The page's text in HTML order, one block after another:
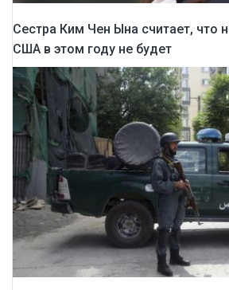
Сестра Ким Чен Ына считает, что
США в этом году не будет